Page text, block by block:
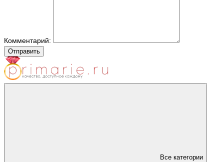
Комментарий:
Отправить
Все категории